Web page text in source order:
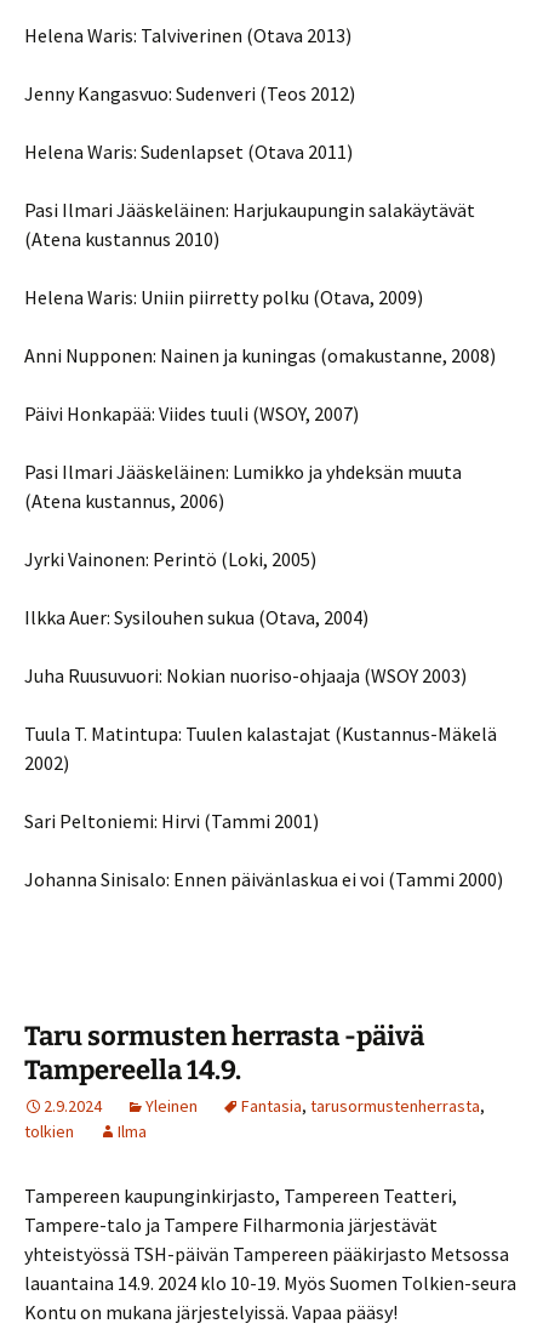
Helena Waris: Talviverinen (Otava 2013)
Jenny Kangasvuo: Sudenveri (Teos 2012)
Helena Waris: Sudenlapset (Otava 2011)
Pasi Ilmari Jääskeläinen: Harjukaupungin salakäytävät
(Atena kustannus 2010)
Helena Waris: Uniin piirretty polku (Otava, 2009)
Anni Nupponen: Nainen ja kuningas (omakustanne, 2008)
Päivi Honkapää: Viides tuuli (WSOY, 2007)
Pasi Ilmari Jääskeläinen: Lumikko ja yhdeksän muuta
(Atena kustannus, 2006)
Jyrki Vainonen: Perintö (Loki, 2005)
Ilkka Auer: Sysilouhen sukua (Otava, 2004)
Juha Ruusuvuori: Nokian nuoriso-ohjaaja (WSOY 2003)
Tuula T. Matintupa: Tuulen kalastajat (Kustannus-Mäkelä
2002)
Sari Peltoniemi: Hirvi (Tammi 2001)
Johanna Sinisalo: Ennen päivänlaskua ei voi (Tammi 2000)
Taru sormusten herrasta -päivä
Tampereella 14.9.
2.9.2024 Yleinen Fantasia, tarusormustenherrasta,
tolkien
Ilma
Tampereen kaupunginkirjasto, Tampereen Teatteri,
Tampere-talo ja Tampere Filharmonia järjestävät
yhteistyössä TSH-päivän Tampereen pääkirjasto Metsossa
lauantaina 14.9. 2024 klo 10-19. Myös Suomen Tolkien-seura
Kontu on mukana järjestelyissä. Vapaa pääsy!